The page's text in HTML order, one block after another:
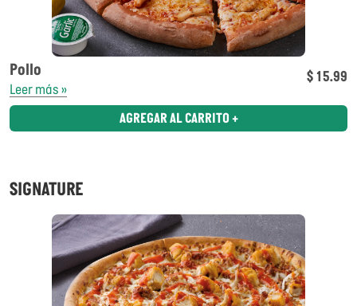
Pollo
Leer más »
$ 15.99
AGREGAR AL CARRITO +
SIGNATURE